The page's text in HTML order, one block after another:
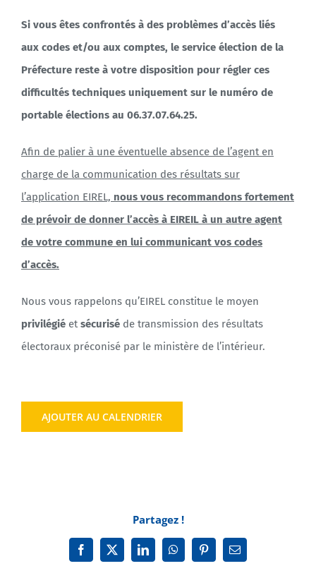
Si vous êtes confrontés à des problèmes d’accès liés
aux codes et/ou aux comptes, le service élection de la
Préfecture reste à votre disposition pour régler ces
difficultés techniques uniquement sur le numéro de
portable élections au 06.37.07.64.25.
Afin de palier à une éventuelle absence de l’agent en
charge de la communication des résultats sur
l’application EIREL, nous vous recommandons fortement
de prévoir de donner l’accès à EIREIL à un autre agent
de votre commune en lui communicant vos codes
d’accès.
Nous vous rappelons qu’EIREL constitue le moyen
privilégiéetsécuriséde transmission des résultats
électoraux préconisé par le ministère de l’intérieur.
AJOUTER AU CALENDRIER
Partagez !
Facebook
X LinkedInWhatsAppPinterestEmail